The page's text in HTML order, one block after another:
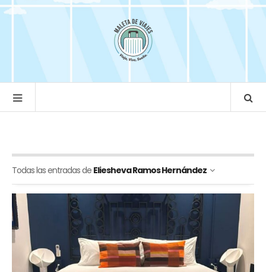
Todas las entradas de Eliesheva Ramos Hernández